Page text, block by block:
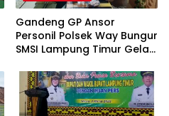
Gandeng GP Ansor
Personil Polsek Way Bungur
SMSI Lampung Timur Gelar